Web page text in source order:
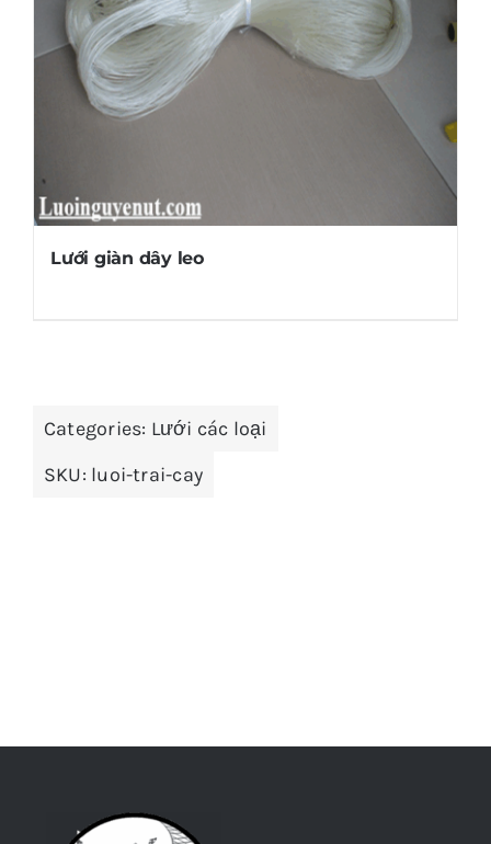
Lưới giàn dây leo
Categories: Lưới các loại
SKU: luoi-trai-cay